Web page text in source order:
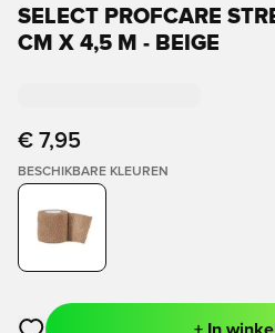
SELECT PROFCARE
CM X 4,5 M - BEIGE
€ 7,95
BESCHIKBARE KLEUREN